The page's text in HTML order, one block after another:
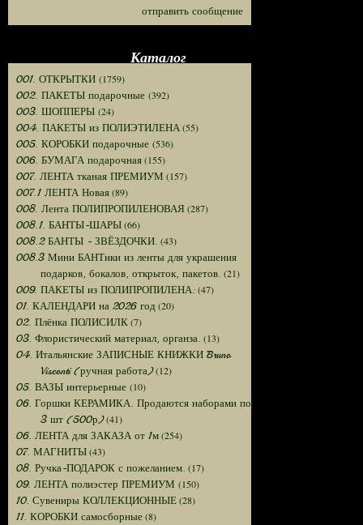
отправить сообщение
Каталог
001. ОТКРЫТКИ (1759)
002. ПАКЕТЫ подарочные (392)
003. ШОППЕРЫ (24)
004. ПАКЕТЫ из ПОЛИЭТИЛЕНА(55)
005. КОРОБКИ подарочные (536)
006. БУМАГА подарочная(155)
007. ЛЕНТА тканая ПРЕМИУМ (157)
007.1 ЛЕНТА Новая(89)
008. Лента ПОЛИПРОПИЛЕНОВАЯ (287)
008.1. БАНТЫ-ШАРЫ(66)
008.2 БАНТЫ - ЗВЁЗДОЧКИ. (43)
008.3 Мини БАНТики из ленты для украшения
подарков, бокалов, открыток, пакетов. (21)
009. ПАКЕТЫ из ПОЛИПРОПИЛЕНА:(47)
01. КАЛЕНДАРИ на 2026 год (20)
02. Плёнка ПОЛИСИЛК(7)
03. Флористический материал, органза. (13)
04. Итальянские ЗАПИСНЫЕ КНИЖКИ Bruno
Visconti (ручная работа)(12)
05. ВАЗЫ интерьерные (10)
06. Горшки КЕРАМИКА. Продаются наборами по
3 шт (500р)(41)
06. ЛЕНТА для ЗАКАЗА от 1м(254)
07. МАГНИТЫ(43)
08. Ручка-ПОДАРОК с пожеланием. (17)
09. ЛЕНТА полиэстер ПРЕМИУМ (150)
10. Сувениры КОЛЛЕКЦИОННЫЕ(28)
11. КОРОБКИ самосборные(8)